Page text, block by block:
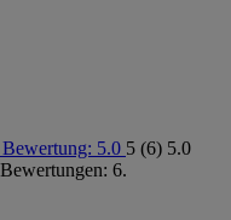
5.0 5 (6) 5.0
6.